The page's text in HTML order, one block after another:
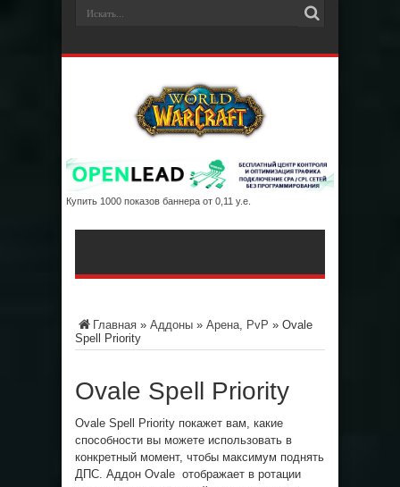
Купить 1000 показов баннера от 0,11 у.е.
Главная » Аддоны » Арена, PvP » Ovale
Spell Priority
Ovale Spell Priority
Ovale Spell Priority покажет вам, какие
способности вы можете использовать в
конкретный момент, чтобы максимум поднять
ДПС. Аддон Ovale отображает в ротации